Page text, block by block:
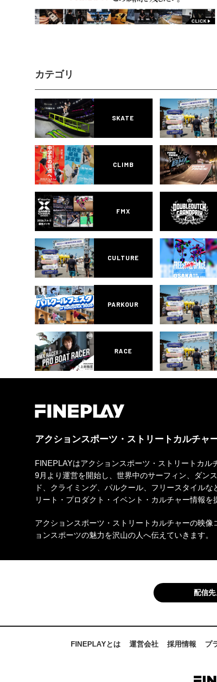
カテゴリ
SKATE
CLIMB
FMX
CULTURE
PARKOUR
RACE
アクションスポーツ・ストリートカルチャ
FINEPLAYはアクションスポーツ・ストリートカ
9月より運営を開始し、世界中のサーフィン、ダン
ド、クライミング、パルクール、フリースタイル
リート・プロダクト・イベント・カルチャー情報を
アクションスポーツ・ストリートカルチャーの映
ョンスポーツの魅力を沢山の人へ伝えていきます。
配信
FINEPLAYとは 運営会社 採用情報 プ